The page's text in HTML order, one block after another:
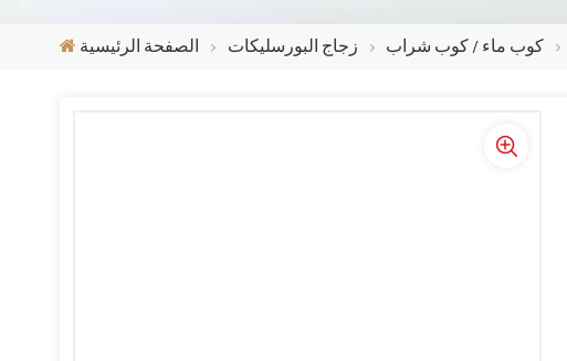
الصفحة الرئيسية زجاج البورسليكات كوب ماء / كوب شراب